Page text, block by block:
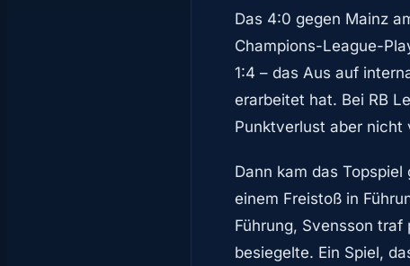
Das 4:0 gegen Mainz
Champions-League-
1:4 – das Aus auf
erarbeitet hat. Bei RB
Punktverlust aber nicht
Dann kam das
einem Freistoß in
Führung, Svensson
besiegelte. Ein Spiel,